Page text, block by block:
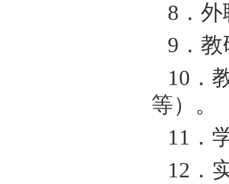
8 ．
9 ．
10 ．
等）。
11 ．
12 ．